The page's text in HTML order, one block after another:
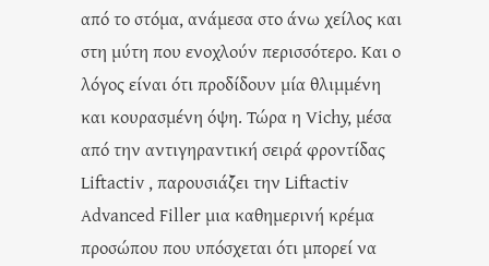
από το στόμα, ανάμεσα στο άνω χείλος και
στη μύτη που ενοχλούν περισσότερο. Και ο
λόγος είναι ότι προδίδουν μία θλιμμένη
και κουρασμένη όψη. Τώρα η Vichy, μέσα
από την αντιγηραντική σειρά φροντίδας
Liftactiv , παρουσιάζει την Liftactiv
Advanced Filler μια καθημερινή κρέμα
προσώπου που υπόσχεται ότι μπορεί να